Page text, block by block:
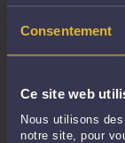
Consentement
Ce site web
Nous utilisons
notre site, pour
Par décision du 12 juin
(ANSM) a inscrit sur la
Ces ...
Lire la suite >